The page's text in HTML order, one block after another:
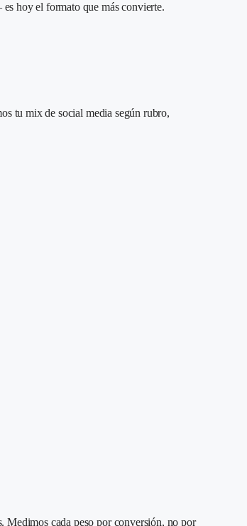
hoy el formato que más convierte.
tu mix de social media según rubro,
Medimos cada peso por conversión, no por